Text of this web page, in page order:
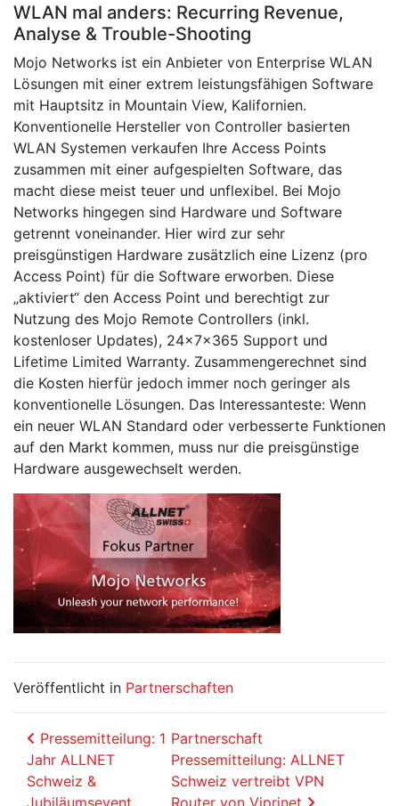
WLAN mal anders: Recurring Revenue,
Analyse & Trouble-Shooting
Mojo Networks ist ein Anbieter von Enterprise WLAN
Lösungen mit einer extrem leistungsfähigen Software
mit Hauptsitz in Mountain View, Kalifornien.
Konventionelle Hersteller von Controller basierten
WLAN Systemen verkaufen Ihre Access Points
zusammen mit einer aufgespielten Software, das
macht diese meist teuer und unflexibel. Bei Mojo
Networks hingegen sind Hardware und Software
getrennt voneinander. Hier wird zur sehr
preisgünstigen Hardware zusätzlich eine Lizenz (pro
Access Point) für die Software erworben. Diese
„aktiviert“ den Access Point und berechtigt zur
Nutzung des Mojo Remote Controllers (inkl.
kostenloser Updates), 24x7x365 Support und
Lifetime Limited Warranty. Zusammengerechnet sind
die Kosten hierfür jedoch immer noch geringer als
konventionelle Lösungen. Das Interessanteste: Wenn
ein neuer WLAN Standard oder verbesserte Funktionen
auf den Markt kommen, muss nur die preisgünstige
Hardware ausgewechselt werden.
Veröffentlicht in Partnerschaften
Beitrags-Navigation
Pressemitteilung: 1
Jahr ALLNET
Schweiz &
Jubiläumsevent
Partnerschaft
Pressemitteilung: ALLNET
Schweiz vertreibt VPN
Router von Viprinet